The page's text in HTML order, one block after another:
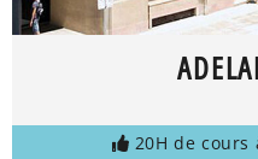
20H de cours